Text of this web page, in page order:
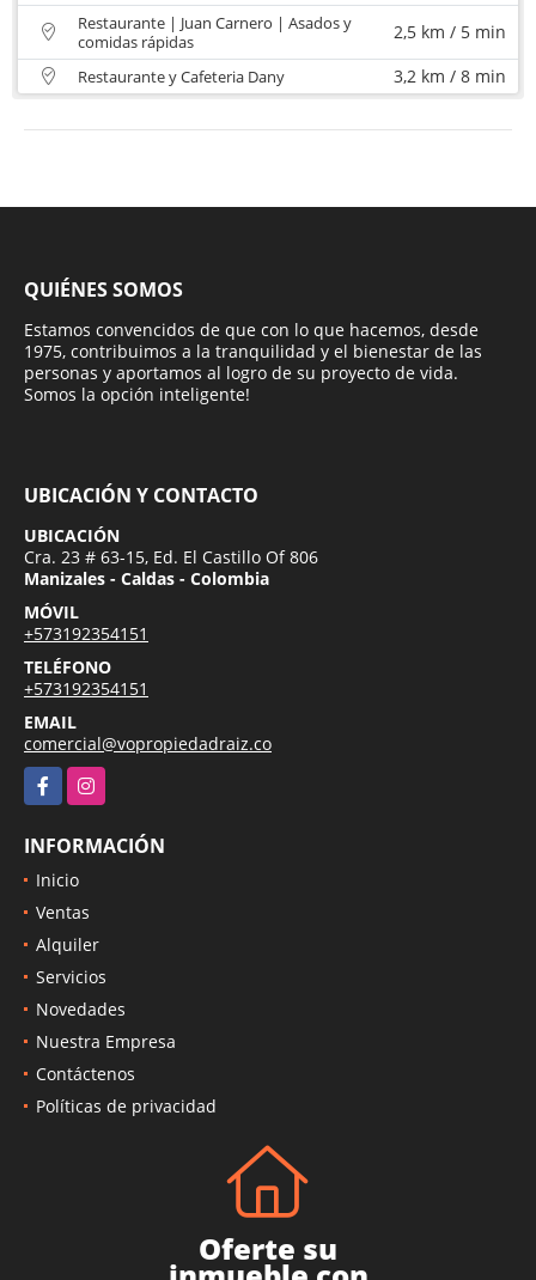
Restaurante | Juan Carnero | Asados y
comidas rápidas
2,5 km / 5 min
Restaurante y Cafeteria Dany 3,2 km / 8 min
QUIÉNES SOMOS
Estamos convencidos de que con lo que hacemos, desde
1975, contribuimos a la tranquilidad y el bienestar de las
personas y aportamos al logro de su proyecto de vida.
Somos la opción inteligente!
UBICACIÓN Y CONTACTO
UBICACIÓN
Cra. 23 # 63-15, Ed. El Castillo Of 806
Manizales - Caldas - Colombia
MÓVIL
+573192354151
TELÉFONO
+573192354151
EMAIL
comercial@vopropiedadraiz.co
FacebookInstagram
INFORMACIÓN
Inicio
Ventas
Alquiler
Servicios
Novedades
Nuestra Empresa
Contáctenos
Políticas de privacidad
Oferte su